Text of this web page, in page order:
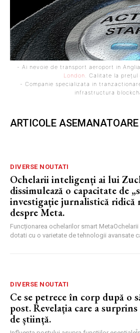
- Ai nevoie de transport aeroport in
London . Calitate la prețul
- Companie specializata in
infrastructura
ARTICOLE ASEMANATOARE
DIVERSE NOUTATI
Ochelarii inteligenți ai lui
dissimulează o capacitate de
investigație jurnalistică
despre Meta.
Funcționarea ochelarilor smart
dotati cu o varietate de tehnologii avansate
DIVERSE NOUTATI
Ce se petrece în corp după o
post. Revelația care a
de știință.